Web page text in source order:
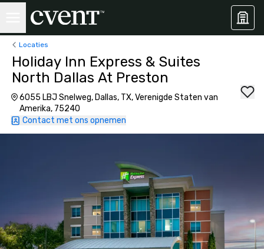
Locaties
Holiday Inn Express & Suites
North Dallas At Preston
6055 LBJ Snelweg, Dallas, TX, Verenigde Staten van
Amerika, 75240
Contact met ons opnemen